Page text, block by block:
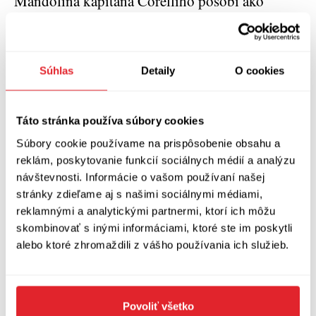
Súhlas Detaily O cookies
Táto stránka používa súbory cookies
Súbory cookie používame na prispôsobenie obsahu a
reklám, poskytovanie funkcií sociálnych médií a analýzu
návštevnosti. Informácie o vašom používaní našej
stránky zdieľame aj s našimi sociálnymi médiami,
reklamnými a analytickými partnermi, ktorí ich môžu
skombinovať s inými informáciami, ktoré ste im poskytli
alebo ktoré zhromaždili z vášho používania ich služieb.
Povoliť všetko
svojho druhu pocta všetkým bezmenným
mŕtvym padlým za obeť krvavému mlynu
histórie. Mnohovravné, podmanivé dielko,
nástojčivo obhajujúce ľudskú dôstojnosť. Vo
(bohužiaľ) v kontexte súčasného svetového
vývoja stále až nadmieru aktuálne.
Louis de Bernières: Mandolína kapitána
Corelliho
Vydal: Slovart 2016 (edícia MM)
Preklad: Oľga Královičová